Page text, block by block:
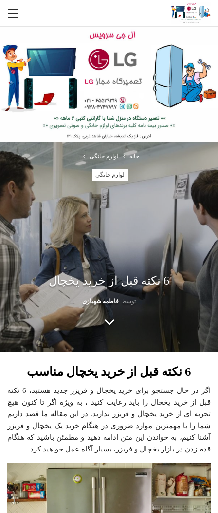
خانه لوارم خانگی
لوارم خانگی
6 نکته قبل از خرید یخچال
توسط فاطمه شهبازی
6 نکته قبل از خرید یخچال مناسب
اگر در حال جستجو برای خرید یخچال‌ و‌ فریزر جدید هستید، 6 نکته
قبل از خرید یخچال را باید رعایت کنید ، به ویژه اگر تا کنون هیچ‌
تجربه‌ ای از خرید یخچال‌ و‌ فریزر ندارید. در این مقاله ما قصد داریم
شما را با مهمترین موارد ضروری در هنگام خرید یک یخچال‌ و‌ فریزر
آشنا کنیم، به خواندن این متن ادامه دهید و مطمئن باشید که هنگام
قدم زدن در بازار یخچال‌ و‌ فریزر، بسیار آگاه عمل خواهید کرد.